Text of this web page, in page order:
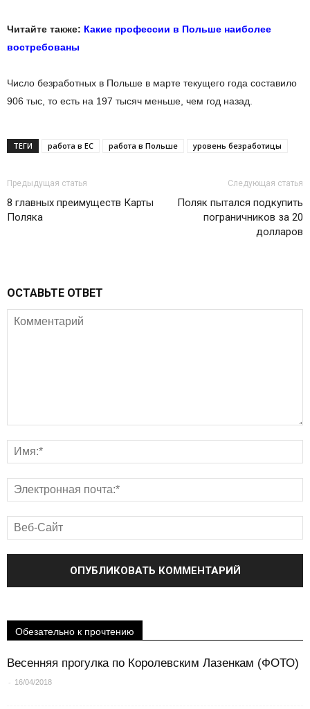
Читайте также: Какие профессии в Польше наиболее
востребованы
Число безработных в Польше в марте текущего года составило
906 тыс, то есть на 197 тысяч меньше, чем год назад.
ТЕГИ работа в ЕС работа в Польше уровень безработицы
Предыдущая статья
8 главных преимуществ Карты
Поляка
Следующая статья
Поляк пытался подкупить
пограничников за 20
долларов
ОСТАВЬТЕ ОТВЕТ
Обезательно к прочтению
Весенняя прогулка по Королевским Лазенкам (ФОТО)
- 16/04/2018